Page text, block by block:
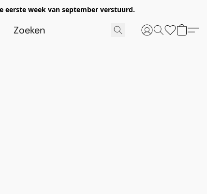
week van september verstuurd.